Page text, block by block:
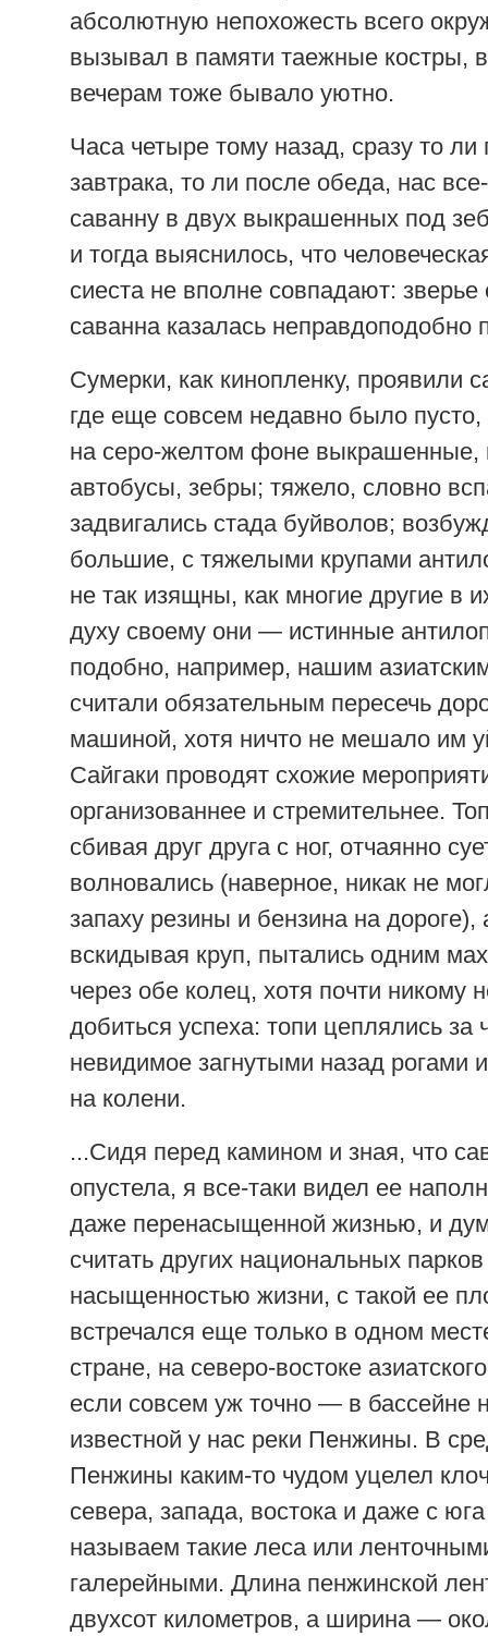
абсолютную непохожесть всего
вызывал в памяти таежные костры,
вечерам тоже бывало уютно.
Часа четыре тому назад, сразу то ли
завтрака, то ли после обеда, нас
саванну в двух выкрашенных под
и тогда выяснилось, что
сиеста не вполне совпадают:
саванна казалась неправдоподобно
Сумерки, как кинопленку, проявили
где еще совсем недавно было пусто,
на серо-желтом фоне выкрашенные,
автобусы, зебры; тяжело, словно
задвигались стада буйволов;
большие, с тяжелыми крупами
не так изящны, как многие другие в
духу своему они — истинные
подобно, например, нашим
считали обязательным пересечь
машиной, хотя ничто не мешало им
Сайгаки проводят схожие
организованнее и стремительнее.
сбивая друг друга с ног, отчаянно
волновались (наверное, никак не
запаху резины и бензина на дороге),
вскидывая круп, пытались одним
через обе колец, хотя почти никому
добиться успеха: топи цеплялись за
невидимое загнутыми назад рогами
на колени.
...Сидя перед камином и зная, что
опустела, я все-таки видел ее
даже перенасыщенной жизнью, и
считать других национальных
насыщенностью жизни, с такой ее
встречался еще только в одном
стране, на северо-востоке
если совсем уж точно — в бассейне
известной у нас реки Пенжины. В
Пенжины каким-то чудом уцелел
севера, запада, востока и даже с
называем такие леса или
галерейными. Длина пенжинской
двухсот километров, а ширина —